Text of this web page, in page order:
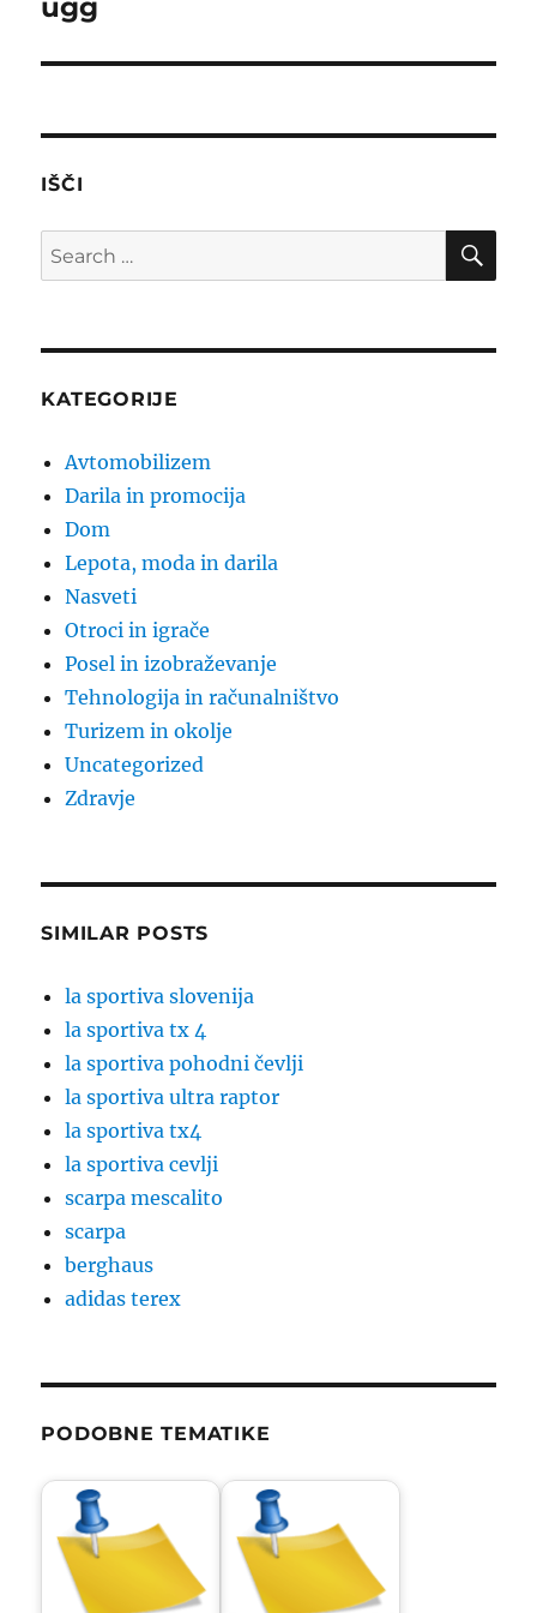
Next
ugg
IŠČI
Search
for:
KATEGORIJE
Avtomobilizem
Darila in promocija
Dom
Lepota, moda in darila
Nasveti
Otroci in igrače
Posel in izobraževanje
Tehnologija in računalništvo
Turizem in okolje
Uncategorized
Zdravje
SIMILAR POSTS
la sportiva slovenija
la sportiva tx 4
la sportiva pohodni čevlji
la sportiva ultra raptor
la sportiva tx4
la sportiva cevlji
scarpa mescalito
scarpa
berghaus
adidas terex
PODOBNE TEMATIKE